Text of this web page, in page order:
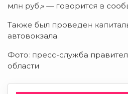
млн руб,» — говорится в
Также был проведен
автовокзала.
Фото: пресс-служба
области